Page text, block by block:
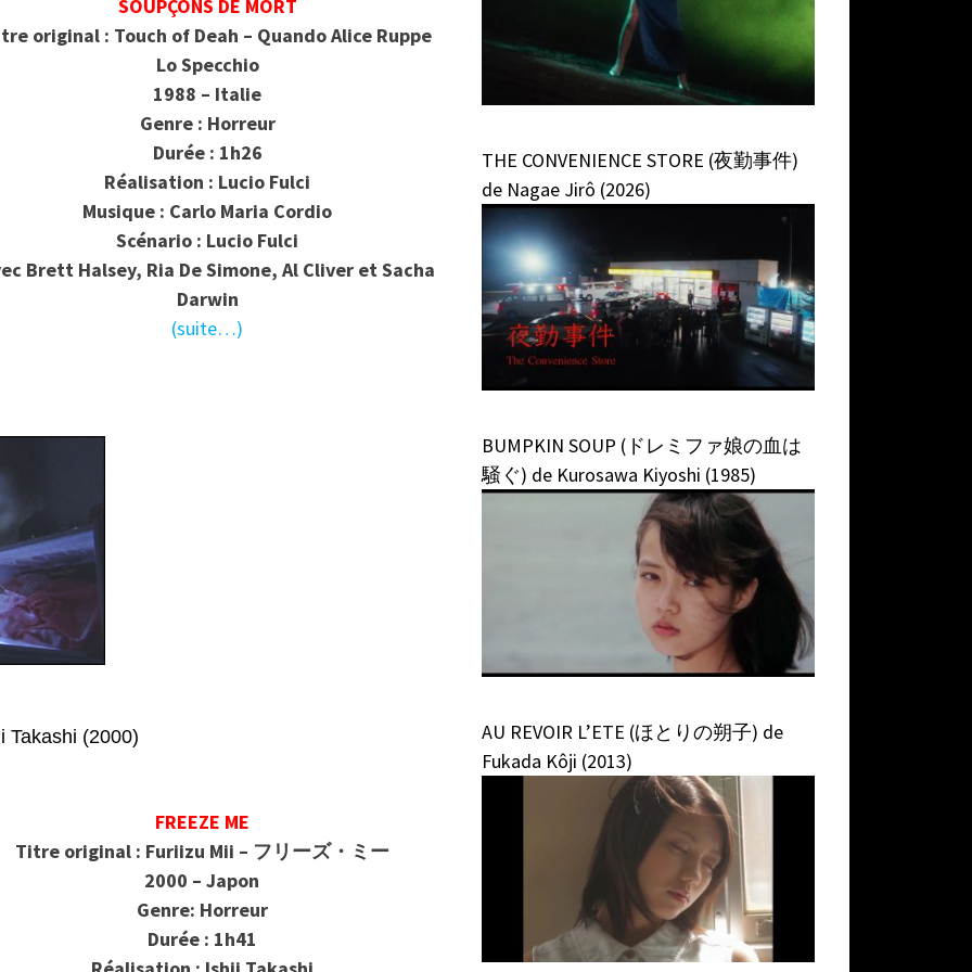
SOUPÇONS DE MORT
original : Touch of Deah – Quando Alice Ruppe
Lo Specchio
1988 – Italie
Genre : Horreur
Durée : 1h26
Réalisation : Lucio Fulci
Musique : Carlo Maria Cordio
Scénario : Lucio Fulci
Brett Halsey, Ria De Simone, Al Cliver et Sacha
Darwin
(suite…)
Takashi (2000)
FREEZE ME
Titre original : Furiizu Mii – フリーズ・ミー
2000 – Japon
Genre: Horreur
Durée : 1h41
THE CONVENIENCE STORE (夜勤事件)
de Nagae Jirô (2026)
BUMPKIN SOUP (ドレミファ娘の血は
騒ぐ) de Kurosawa Kiyoshi (1985)
AU REVOIR L’ETE (ほとりの朔子) de
Fukada Kôji (2013)